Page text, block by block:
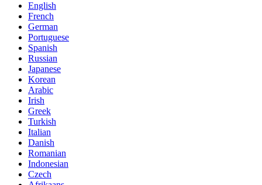
English
French
German
Portuguese
Spanish
Russian
Japanese
Korean
Arabic
Irish
Greek
Turkish
Italian
Danish
Romanian
Indonesian
Czech